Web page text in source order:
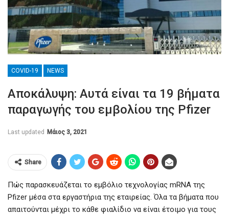
COVID-19 NEWS
Αποκάλυψη: Αυτά είναι τα 19 βήματα
παραγωγής του εμβολίου της Pfizer
Last updated Μάιος 3, 2021
Share
Πώς παρασκευάζεται το εμβόλιο τεχνολογίας mRNA της
Pfizer μέσα στα εργαστήρια της εταιρείας. Όλα τα βήματα που
απαιτούνται μέχρι το κάθε φιαλίδιο να είναι έτοιμο για τους